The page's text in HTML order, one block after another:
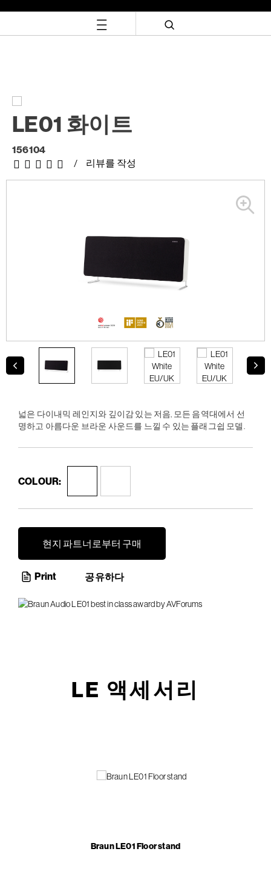
LE01 화이트
156104
리뷰를 작성
넓은 다이내믹 레인지와 깊이감 있는 저음, 모든 음역대에서 선
명하고 아름다운 브라운 사운드를 느낄 수 있는 플래그쉽 모델.
COLOUR:
현지 파트너로부터 구매
Print 공유하다
LE 액세서리
Braun LE01 Floor stand